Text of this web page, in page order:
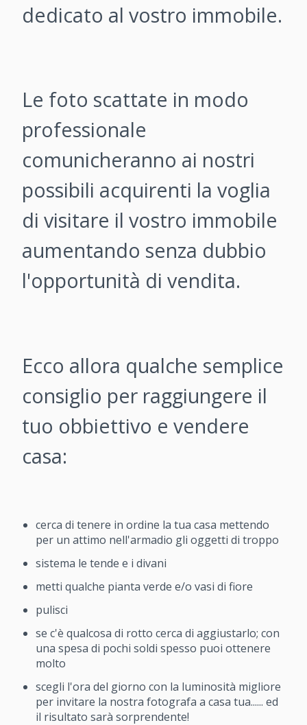
dedicato al vostro immobile.
Le foto scattate in modo
professionale
comunicheranno ai nostri
possibili acquirenti la voglia
di visitare il vostro immobile
aumentando senza dubbio
l'opportunità di vendita.
Ecco allora qualche semplice
consiglio per raggiungere il
tuo obbiettivo e vendere
casa:
cerca di tenere in ordine la tua casa mettendo
per un attimo nell'armadio gli oggetti di troppo
sistema le tende e i divani
metti qualche pianta verde e/o vasi di fiore
pulisci
se c'è qualcosa di rotto cerca di aggiustarlo; con
una spesa di pochi soldi spesso puoi ottenere
molto
scegli l'ora del giorno con la luminosità migliore
per invitare la nostra fotografa a casa tua...... ed
il risultato sarà sorprendente!